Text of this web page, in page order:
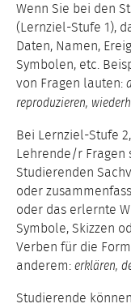
Wenn Sie bei den
(Lernziel-Stufe 1),
Daten, Namen,
Symbolen, etc.
von Fragen lauten:
reproduzieren,
Bei Lernziel-Stufe
Lehrende/r Fragen
Studierenden
oder
oder das erlernte
Symbole, Skizzen
Verben für die
anderem: erklären,
Studierende